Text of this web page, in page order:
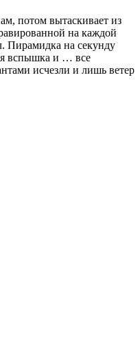
потом вытаскивает из
на каждой
Пирамидка на секунду
вспышка и … все
исчезли и лишь ветер